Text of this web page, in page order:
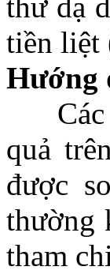
tiền
Hướng
Các
quả
được
thường
tham